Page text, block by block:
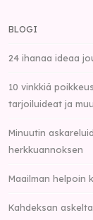
BLOGI
24 ihanaa ideaa
10 vinkkiä
tarjoiluideat ja
Minuutin
herkkuannoksen
Maailman helpoin
Kahdeksan